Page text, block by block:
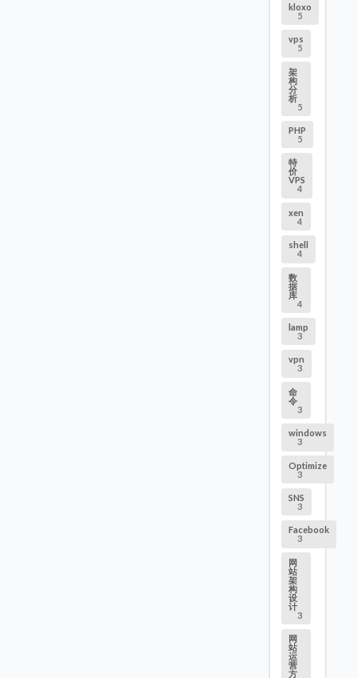
kloxo
5
vps
5
架
构
分
析
5
PHP
5
特
价
VPS
4
xen
4
shell
4
数
据
库
4
lamp
3
vpn
3
命
令
3
windows
3
Optimize
3
SNS
3
Facebook
3
网
站
架
构
设
计
3
网
站
运
营
方